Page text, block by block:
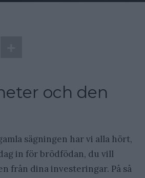
och den
sägningen har vi alla hört,
in för brödfödan, du vill
från dina investeringar. På så